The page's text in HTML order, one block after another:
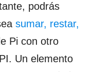
podrás
sumar, restar,
Pi con otro
Un elemento